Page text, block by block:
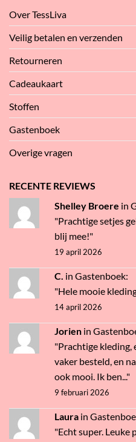
Over TessLiva
Veilig betalen en verzenden
Retourneren
Cadeaukaart
Stoffen
Gastenboek
Overige vragen
RECENTE REVIEWS
Shelley Broere in
"Prachtige setjes
blij mee!"
19 april 2026
C. in Gastenboek:
"Hele mooie
14 april 2026
Jorien in
"Prachtige kleding,
vaker besteld, en
ook mooi. Ik ben..."
9 februari 2026
Laura in
"Echt super. Leuke